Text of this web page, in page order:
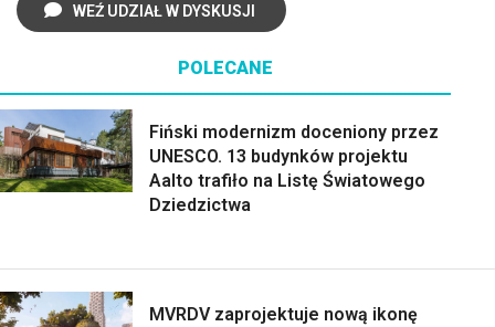
WEŹ UDZIAŁ W DYSKUSJI
POLECANE
Fiński modernizm doceniony przez
UNESCO. 13 budynków projektu
Aalto trafiło na Listę Światowego
Dziedzictwa
MVRDV zaprojektuje nową ikonę